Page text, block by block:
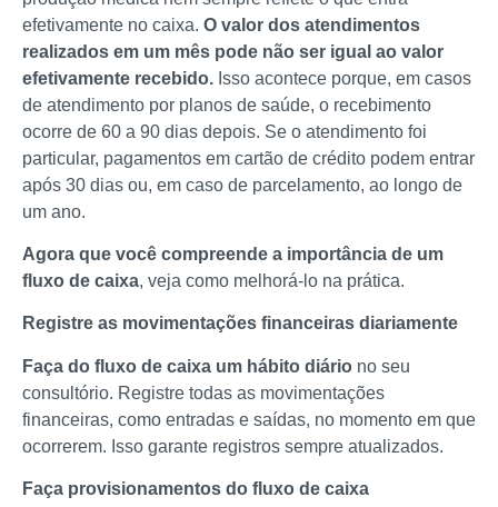
efetivamente no caixa. O valor dos atendimentos
realizados em um mês pode não ser igual ao valor
efetivamente recebido. Isso acontece porque, em casos
de atendimento por planos de saúde, o recebimento
ocorre de 60 a 90 dias depois. Se o atendimento foi
particular, pagamentos em cartão de crédito podem entrar
após 30 dias ou, em caso de parcelamento, ao longo de
um ano.
Agora que você compreende a importância de um
fluxo de caixa, veja como melhorá-lo na prática.
Registre as movimentações financeiras diariamente
Faça do fluxo de caixa um hábito diário no seu
consultório. Registre todas as movimentações
financeiras, como entradas e saídas, no momento em que
ocorrerem. Isso garante registros sempre atualizados.
Faça provisionamentos do fluxo de caixa